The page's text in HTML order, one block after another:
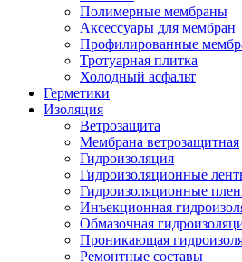
Полимерные мембраны
Аксессуары для мембран
Профилированные
Тротуарная плитка
Холодный асфальт
Герметики
Изоляция
Ветрозащита
Мембрана ветрозащитная
Гидроизоляция
Гидроизоляционные
Гидроизоляционные
Инъекционная
Обмазочная
Проникающая
Ремонтные составы